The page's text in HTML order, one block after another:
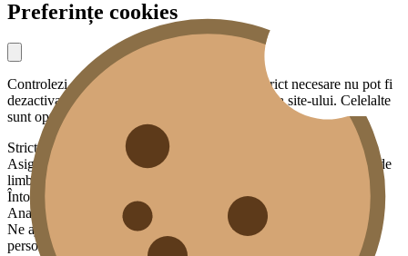
Preferințe cookies
Controlezi ce date partajezi cu noi. Cookies strict necesare nu pot fi
dezactivate — sunt esențiale pentru funcționarea site-ului. Celelalte
sunt opționale.
Strict necesare
Asigură funcționalități de bază: securitate, sesiunea ta, preferința de
limbă.
Întotdeauna activ
Analiză
Ne ajută să înțelegem cum este folosit site-ul, fără a te identifica
personal. Datele sunt agregate și anonimizate.